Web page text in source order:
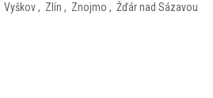
Vyškov, Zlín , Znojmo , Žďár nad Sázavou